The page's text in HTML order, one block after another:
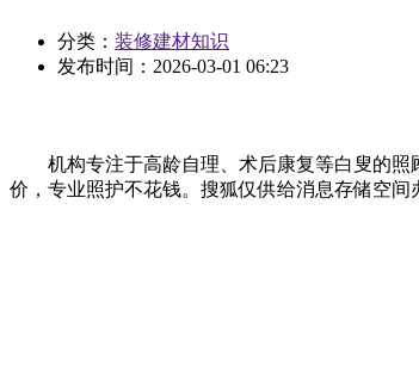
分类： 装修建材知识
发布时间： 2026-03-01 06:23
机构专注于高龄自理、术后康复等白叟的照
价，专业照护不花钱。搜狐仅供给消息存储空